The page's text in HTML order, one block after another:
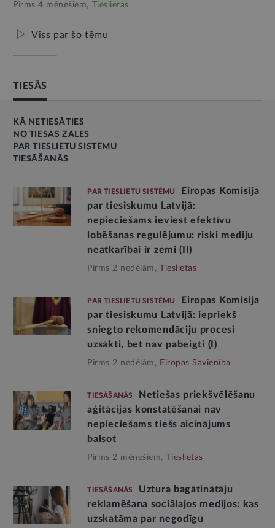
Pirms 4 mēnešiem, Tieslietas
Viss par šo tēmu
TIESĀS
KĀ NETIESĀTIES
NO TIESAS ZĀLES
PAR TIESLIETU SISTĒMU
TIESĀŠANĀS
PAR TIESLIETU SISTĒMU
Eiropas Komisija
par tiesiskumu Latvijā:
nepieciešams ieviest efektīvu
lobēšanas regulējumu; riski mediju
neatkarībai ir zemi (II)
Pirms 2 nedēļām, Tieslietas
PAR TIESLIETU SISTĒMU
Eiropas Komisija
par tiesiskumu Latvijā: iepriekš
sniegto rekomendāciju procesi
uzsākti, bet nav pabeigti (I)
Pirms 2 nedēļām, Eiropas Savienība
TIESĀŠANĀS
Netiešas priekšvēlēšanu
aģitācijas konstatēšanai nav
nepieciešams tiešs aicinājums
balsot
Pirms 2 mēnešiem, Tieslietas
TIESĀŠANĀS
Uztura bagātinātāju
reklamēšana sociālajos medijos: kas
uzskatāma par negodīgu